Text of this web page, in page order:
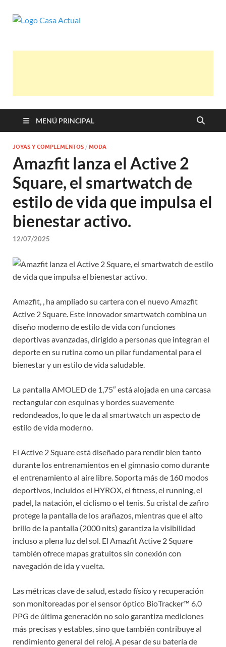
bricolaje, belleza entre otras, para disfrutar
MENÚ PRINCIPAL
JOYAS Y COMPLEMENTOS / MODA
Amazfit lanza el Active 2
Square, el smartwatch de
estilo de vida que impulsa el
bienestar activo.
12/07/2025
Amazfit, , ha ampliado su cartera con el nuevo Amazfit
Active 2 Square. Este innovador smartwatch combina un
diseño moderno de estilo de vida con funciones
deportivas avanzadas, dirigido a personas que integran el
deporte en su rutina como un pilar fundamental para el
bienestar y un estilo de vida saludable.
La pantalla AMOLED de 1,75″ está alojada en una carcasa
rectangular con esquinas y bordes suavemente
redondeados, lo que le da al smartwatch un aspecto de
estilo de vida moderno.
El Active 2 Square está diseñado para rendir bien tanto
durante los entrenamientos en el gimnasio como durante
el entrenamiento al aire libre. Soporta más de 160 modos
deportivos, incluidos el HYROX, el fitness, el running, el
padel, la natación, el ciclismo o el tenis. Su cristal de zafiro
protege la pantalla de los arañazos, mientras que el alto
brillo de la pantalla (2000 nits) garantiza la visibilidad
incluso a plena luz del sol. El Amazfit Active 2 Square
también ofrece mapas gratuitos sin conexión con
navegación de ida y vuelta.
Las métricas clave de salud, estado físico y recuperación
son monitoreadas por el sensor óptico BioTracker™ 6.0
PPG de última generación no solo garantiza mediciones
más precisas y estables, sino que también contribuye al
rendimiento general del reloj. A pesar de su batería de